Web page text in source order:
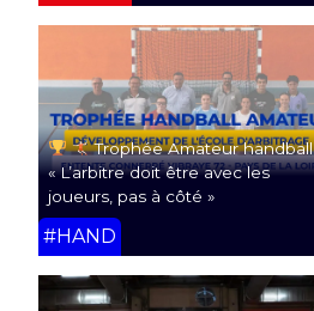
Trophée Amateur handball
« L’arbitre doit être avec les
joueurs, pas à côté »
#HAND